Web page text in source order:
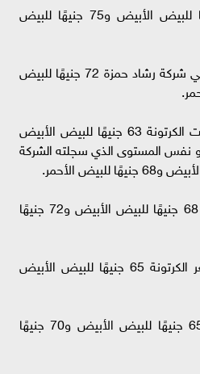
سجلت شركة البنا 73 جنيهًا للبيض الأبيض و75 جنيهًا للبيض
كما بلغ سعر كرتونة البيض في شركة رشاد حمزة 72 جنيهًا للبيض
وفي شركة الصحراوي، سجلت الكرتونة 63 جنيهًا للبيض الأبيض
وهو نفس المستوى الذي سجلته الشركة
أما شركة الصالحية فسجلت 68 جنيهًا للبيض الأبيض و72 جنيهًا
وفي شركة قويسنا، بلغ سعر الكرتونة 65 جنيهًا للبيض الأبيض
كما سجلت شركة إنشاص 65 جنيهًا للبيض الأبيض و70 جنيهًا